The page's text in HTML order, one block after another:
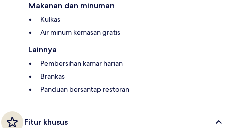
Makanan dan minuman
Kulkas
Air minum kemasan gratis
Lainnya
Pembersihan kamar harian
Brankas
Panduan bersantap restoran
Fitur khusus